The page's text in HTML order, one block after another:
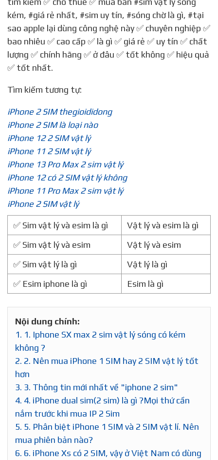
kém, #giá rẻ nhất, #sim uy tín, #sóng chờ là gì, #tại
sao apple lại dùng công nghệ này✅ chuyên nghiệp ✅
bao nhiêu ✅ cao cấp ✅ là gì ✅ giá rẻ ✅ uy tín ✅ chất
lượng ✅ chính hãng ✅ ở đâu ✅ tốt không ✅ hiệu quả
✅ tốt nhất.
Tìm kiếm tương tự:
iPhone 2 SIM thegioididong
iPhone 2 SIM là loại nào
iPhone 12 2 SIM vật lý
iPhone 11 2 SIM vật lý
iPhone 13 Pro Max 2 sim vật lý
iPhone 12 có 2 SIM vật lý không
iPhone 11 Pro Max 2 sim vật lý
iPhone 2 SIM vật lý
✅ Sim vật lý và esim là gì
Vật lý và esim là gì
✅ Sim vật lý và esim
Vật lý và esim
✅ Sim vật lý là gì
Vật lý là gì
✅ Esim iphone là gì
Esim là gì
Nội dung chính:
1. 1. Iphone SX max 2 sim vật lý sóng có kém
không ?
2. 2. Nên mua iPhone 1 SIM hay 2 SIM vật lý tốt
hơn
3. 3. Thông tin mới nhất về "iphone 2 sim"
4. 4. iPhone dual sim(2 sim) là gì ?Mọi thứ cần
nắm trước khi mua IP 2 Sim
5. 5. Phân biệt iPhone 1 SIM và 2 SIM vật lí. Nên
mua phiên bản nào?
6. 6. iPhone Xs có 2 SIM, vậy ở Việt Nam có dùng